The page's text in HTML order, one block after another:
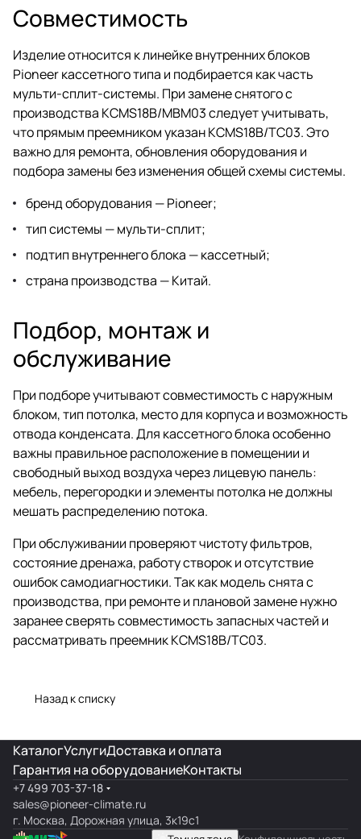
Совместимость
Изделие относится к линейке внутренних блоков
Pioneer кассетного типа и подбирается как часть
мульти-сплит-системы. При замене снятого с
производства KCMS18B/MBM03 следует учитывать,
что прямым преемником указан KCMS18B/TC03. Это
важно для ремонта, обновления оборудования и
подбора замены без изменения общей схемы системы.
бренд оборудования — Pioneer;
тип системы — мульти-сплит;
подтип внутреннего блока — кассетный;
страна производства — Китай.
Подбор, монтаж и
обслуживание
При подборе учитывают совместимость с наружным
блоком, тип потолка, место для корпуса и возможность
отвода конденсата. Для кассетного блока особенно
важны правильное расположение в помещении и
свободный выход воздуха через лицевую панель:
мебель, перегородки и элементы потолка не должны
мешать распределению потока.
При обслуживании проверяют чистоту фильтров,
состояние дренажа, работу створок и отсутствие
ошибок самодиагностики. Так как модель снята с
производства, при ремонте и плановой замене нужно
заранее сверять совместимость запасных частей и
рассматривать преемник KCMS18B/TC03.
Назад к списку
КаталогУслугиДоставка и оплата
Гарантия на оборудованиеКонтакты
+7 499 703-37-18
sales@pioneer-climate.ru
г. Москва, Дорожная улица, 3к19с1